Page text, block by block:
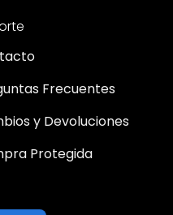
Frecuentes
y Devoluciones
Protegida